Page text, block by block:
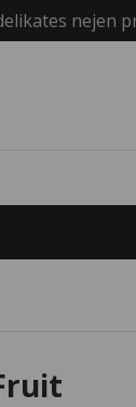
nejen